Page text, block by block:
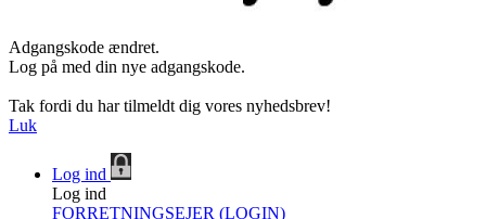
Adgangskode ændret.
Log på med din nye adgangskode.
Tak fordi du har tilmeldt dig vores nyhedsbrev!
Luk
Log ind
Log ind
FORRETNINGSEJER (LOGIN)